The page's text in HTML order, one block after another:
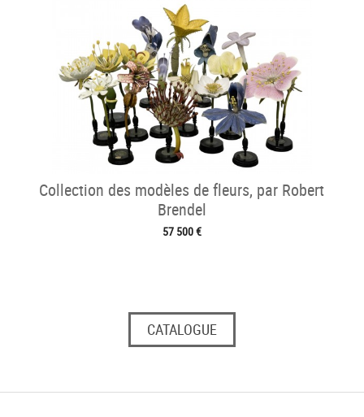
Collection des modèles de fleurs, par Robert
Brendel
57 500 €
CATALOGUE